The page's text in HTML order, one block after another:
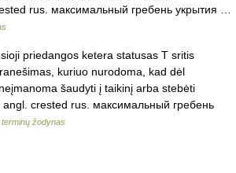
rus. максимальный гребень укрытия …
priedangos ketera statusas T sritis
kuriuo nurodoma, kad dėl
šaudyti į taikinį arba stebėti
crested rus. максимальный гребень
terminų žodynas